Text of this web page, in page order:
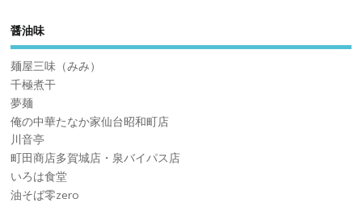
醤油味
麺屋三味（みみ）
千極煮干
夢麺
俺の中華たなか家仙台昭和町店
川音亭
町田商店多賀城店・泉バイパス店
いろは食堂
油そば零zero